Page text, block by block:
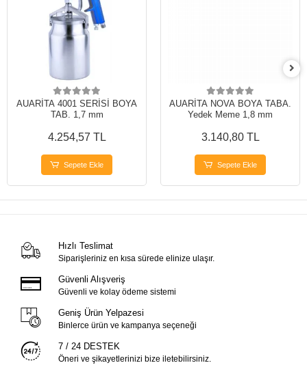
AUARİTA 4001 SERİSİ BOYA
TAB. 1,7 mm
4.254,57 TL
Sepete Ekle
AUARİTA NOVA BOYA TABA.
Yedek Meme 1,8 mm
3.140,80 TL
Sepete Ekle
Hızlı Teslimat
Siparişleriniz en kısa sürede elinize ulaşır.
Güvenli Alışveriş
Güvenli ve kolay ödeme sistemi
Geniş Ürün Yelpazesi
Binlerce ürün ve kampanya seçeneği
7 / 24 DESTEK
Öneri ve şikayetlerinizi bize iletebilirsiniz.